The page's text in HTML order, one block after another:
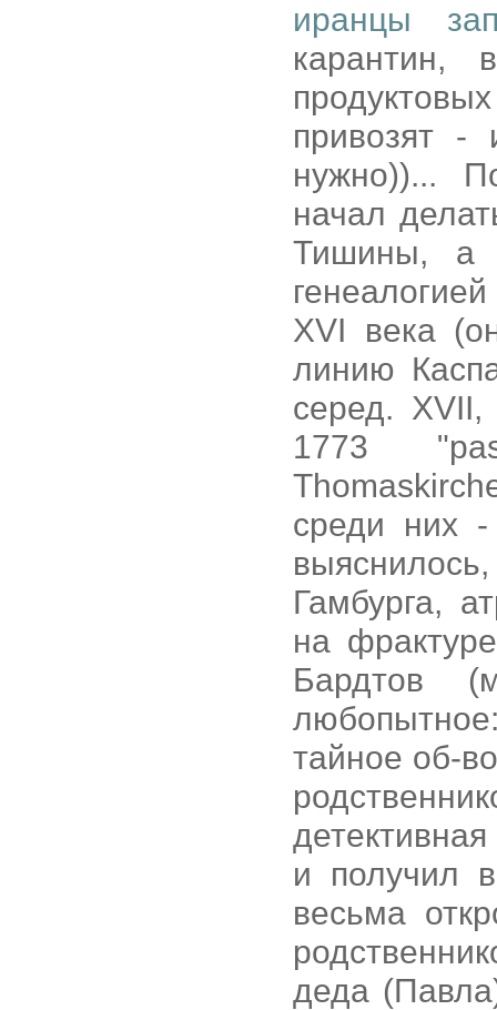
иранцы
карантин,
привозят
нужно))...
начал
Тишины, а
XVI века
линию
серед.
1773
среди них -
Гамбурга,
на
Бардтов
тайное об-
и получил
весьма
деда